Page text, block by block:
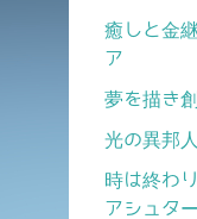
癒しと金
ア
夢を描き
光の異邦
時は終わ
アシュター